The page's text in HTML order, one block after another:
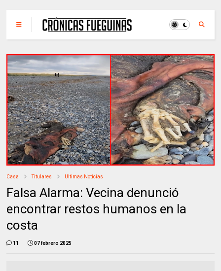
Casa Titulares Ultimas Noticias
Falsa Alarma: Vecina denunció
encontrar restos humanos en la
costa
11 07 febrero 2025